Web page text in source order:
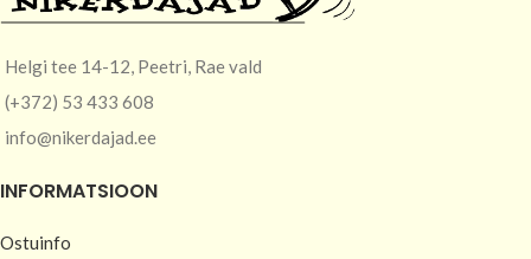
Helgi tee 14-12, Peetri, Rae vald
(+372) 53 433 608
info@nikerdajad.ee
INFORMATSIOON
Ostuinfo